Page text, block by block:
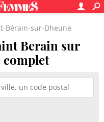
Bérain-sur-Dheune
Berain sur
complet